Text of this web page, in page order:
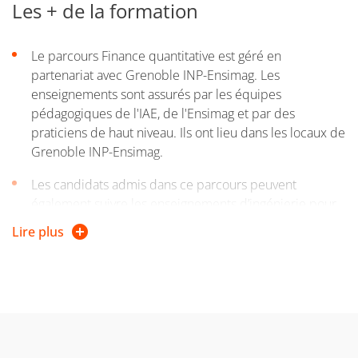
formation, vous pouvez entreprendre une démarche
(VAPP). Pour plus d'informations, consultez la page web de
la Direction de la formation continue et de l’apprentissage
Les + de la formation
Le parcours Finance quantitative est géré en
partenariat avec Grenoble INP-Ensimag. Les
enseignements sont assurés par les équipes
pédagogiques de l'IAE, de l'Ensimag et par des
praticiens de haut niveau. Ils ont lieu dans les locaux de
Grenoble INP-Ensimag.
Les candidats admis dans ce parcours peuvent
la finance correspondant à la formation de 3ème année
d’ingénieur Ensimag. Ces enseignements sont validés
Lire plus